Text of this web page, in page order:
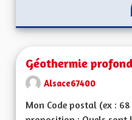
Géothermie
Alsace67400
Mon Code postal (ex :